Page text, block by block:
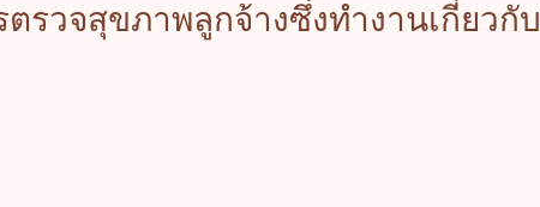
รวจสุขภาพลูกจ้างซึ่งทำงานเกี่ยวกับ